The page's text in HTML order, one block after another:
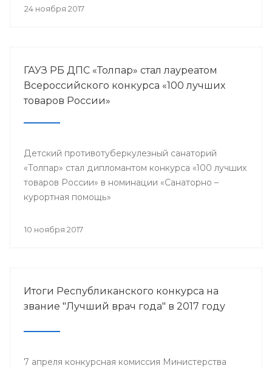
учреждения и подумать над оптимальными
24 ноября 2017
ГАУЗ РБ ДПС «Толпар» стал лауреатом
Всероссийского конкурса «100 лучших
товаров России»
Детский противотуберкулезный санаторий
«Толпар» стал дипломантом конкурса «100 лучших
товаров России» в номинации «Санаторно –
курортная помощь»
10 ноября 2017
Итоги Республиканского конкурса на
звание "Лучший врач года" в 2017 году
7 апреля конкурсная комиссия Министерства